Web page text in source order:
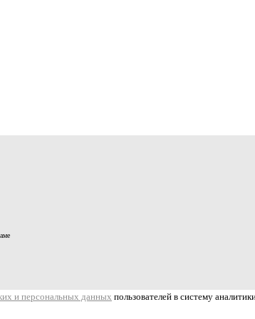
и персональных данных пользователей в систему